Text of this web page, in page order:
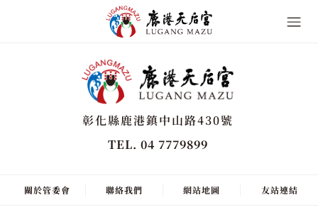
彰化縣鹿港鎮中山路430號
TEL. 04 7779899
關於管委會 聯絡我們 網站地圖 友站連結